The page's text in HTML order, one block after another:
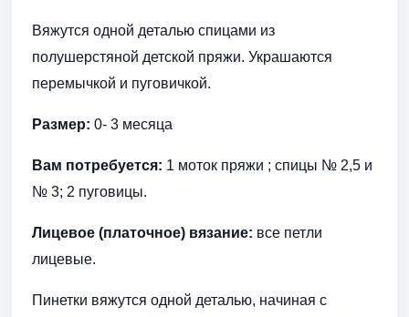
Вяжутся одной деталью спицами из
полушерстяной детской пряжи. Украшаются
перемычкой и пуговичкой.
Размер: 0- 3 месяца
Вам потребуется: 1 моток пряжи ; спицы № 2,5 и
№ 3; 2 пуговицы.
Лицевое (платочное) вязание: все петли
лицевые.
Пинетки вяжутся одной деталью, начиная с